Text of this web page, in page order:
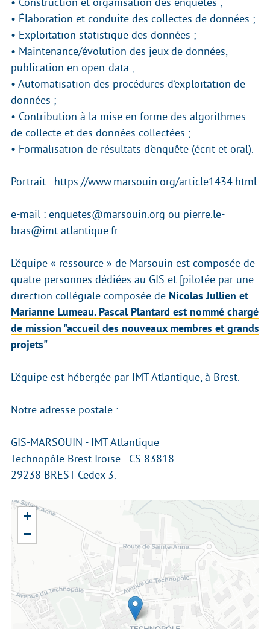
• Construction et organisation des enquêtes ;
• Élaboration et conduite des collectes de données ;
• Exploitation statistique des données ;
• Maintenance/évolution des jeux de données,
publication en open-data ;
• Automatisation des procédures d’exploitation de
données ;
• Contribution à la mise en forme des algorithmes
de collecte et des données collectées ;
• Formalisation de résultats d’enquête (écrit et oral).
Portrait : https://www.marsouin.org/article1434.html
e-mail : enquetes@marsouin.org ou pierre.le-
bras@imt-atlantique.fr
L’équipe « ressource » de Marsouin est composée de
quatre personnes dédiées au GIS et [pilotée par une
direction collégiale composée de Nicolas Jullien et
Marianne Lumeau. Pascal Plantard est nommé chargé
de mission "accueil des nouveaux membres et grands
projets".
L’équipe est hébergée par IMT Atlantique, à Brest.
Notre adresse postale :
GIS-MARSOUIN - IMT Atlantique
Technopôle Brest Iroise - CS 83818
29238 BREST Cedex 3.
+
−